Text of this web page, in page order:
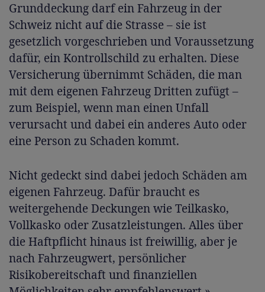
Grunddeckung darf ein Fahrzeug in der
Schweiz nicht auf die Strasse – sie ist
gesetzlich vorgeschrieben und Voraussetzung
dafür, ein Kontrollschild zu erhalten. Diese
Versicherung übernimmt Schäden, die man
mit dem eigenen Fahrzeug Dritten zufügt –
zum Beispiel, wenn man einen Unfall
verursacht und dabei ein anderes Auto oder
eine Person zu Schaden kommt.
Nicht gedeckt sind dabei jedoch Schäden am
eigenen Fahrzeug. Dafür braucht es
weitergehende Deckungen wie Teilkasko,
Vollkasko oder Zusatzleistungen. Alles über
die Haftpflicht hinaus ist freiwillig, aber je
nach Fahrzeugwert, persönlicher
Risikobereitschaft und finanziellen